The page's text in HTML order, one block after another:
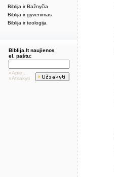
Biblija ir Bažnyčia
Biblija ir gyvenimas
Biblija ir teologija
Biblija.lt naujienos
el. paštu:
»Apie...
»Atsakyti